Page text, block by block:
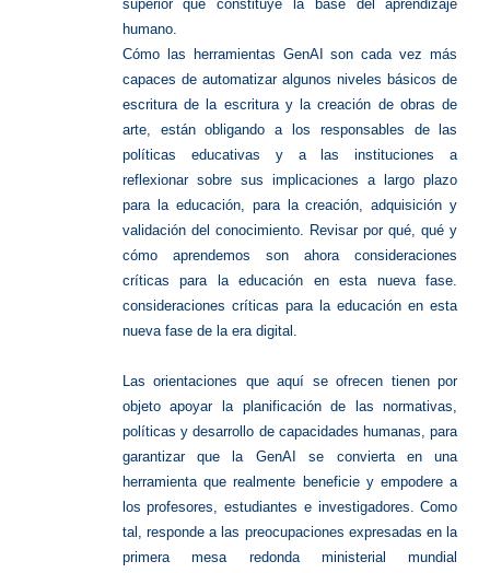
superior que constituye la base del aprendizaje
humano.
Cómo las herramientas GenAI son cada vez más
capaces de automatizar algunos niveles básicos de
escritura de la escritura y la creación de obras de
arte, están obligando a los responsables de las
políticas educativas y a las instituciones a
reflexionar sobre sus implicaciones a largo plazo
para la educación, para la creación, adquisición y
validación del conocimiento. Revisar por qué, qué y
cómo aprendemos son ahora consideraciones
críticas para la educación en esta nueva fase.
consideraciones críticas para la educación en esta
nueva fase de la era digital.
Las orientaciones que aquí se ofrecen tienen por
objeto apoyar la planificación de las normativas,
políticas y desarrollo de capacidades humanas, para
garantizar que la GenAI se convierta en una
herramienta que realmente beneficie y empodere a
los profesores, estudiantes e investigadores. Como
tal, responde a las preocupaciones expresadas en la
primera mesa redonda ministerial mundial